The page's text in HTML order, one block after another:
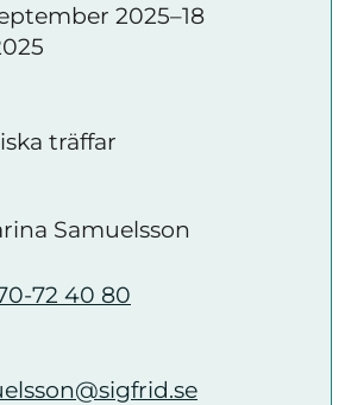
2025–18
träffar
Samuelsson
72 40 80